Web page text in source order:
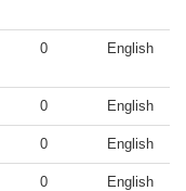
0 English
0 English
0 English
0 English